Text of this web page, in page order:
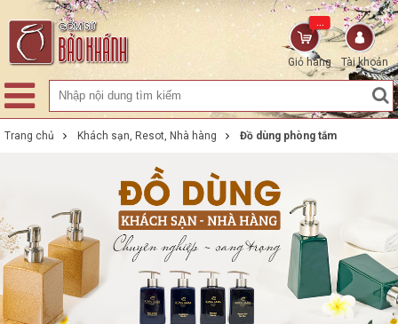
Tài khoản
Giỏ hàng
...
Trang chủ Khách sạn, Resot, Nhà hàng Đồ dùng phòng tắm